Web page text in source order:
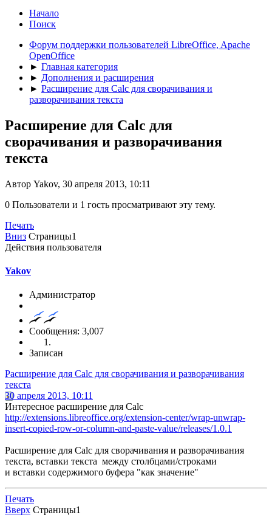
Начало
Поиск
Форум поддержки пользователей LibreOffice, Apache
OpenOffice
► Главная категория
► Дополнения и расширения
► Расширение для Calc для сворачивания и
разворачивания текста
Расширение для Calc для
сворачивания и разворачивания
текста
Автор Yakov, 30 апреля 2013, 10:11
0 Пользователи и 1 гость просматривают эту тему.
Печать
Вниз Страницы1
Действия пользователя
Yakov
Администратор
Сообщения: 3,007
Записан
Расширение для Calc для сворачивания и разворачивания
текста
30 апреля 2013, 10:11
Интересное расширение для Calc
http://extensions.libreoffice.org/extension-center/wrap-unwrap-
insert-copied-row-or-column-and-paste-value/releases/1.0.1
Расширение для Calc для сворачивания и разворачивания
текста, вставки текста между столбцами/строками
и вставки содержимого буфера "как значение"
Печать
Вверх Страницы1